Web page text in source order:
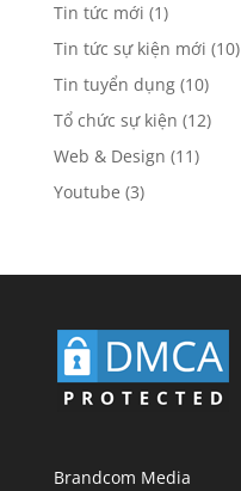
Tin tức mới (1)
Tin tức sự kiện mới (10)
Tin tuyển dụng(10)
Tổ chức sự kiện (12)
Web & Design (11)
Youtube (3)
Brandcom Media